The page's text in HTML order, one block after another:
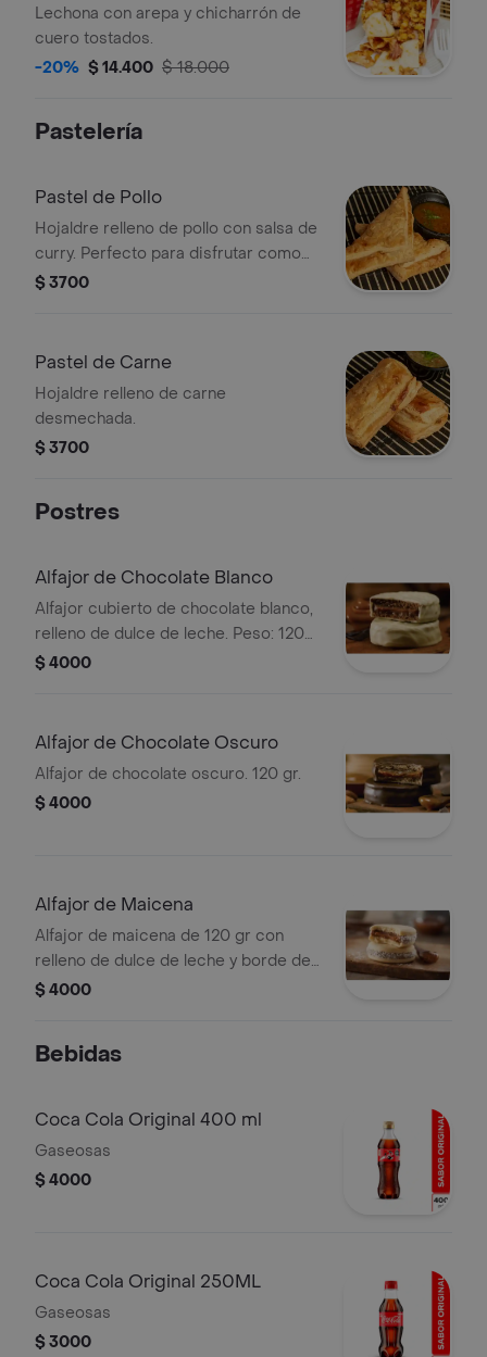
Lechona con arepa y chicharrón de
cuero tostados.
-20% $ 14.400 $ 18.000
Pastelería
Pastel de Pollo
Hojaldre relleno de pollo con salsa de
curry. Perfecto para disfrutar como
entrada.
$ 3700
Pastel de Carne
Hojaldre relleno de carne
desmechada.
$ 3700
Postres
Alfajor de Chocolate Blanco
Alfajor cubierto de chocolate blanco,
relleno de dulce de leche. Peso: 120
gr.
$ 4000
Alfajor de Chocolate Oscuro
Alfajor de chocolate oscuro. 120 gr.
$ 4000
Alfajor de Maicena
Alfajor de maicena de 120 gr con
relleno de dulce de leche y borde de
coco rallado.
$ 4000
Bebidas
Coca Cola Original 400 ml
Gaseosas
$ 4000
Coca Cola Original 250ML
Gaseosas
$ 3000